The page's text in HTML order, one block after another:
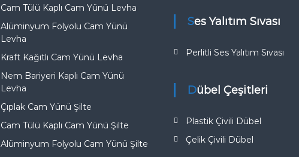
Cam Tülü Kaplı Cam Yünü Levha
Alüminyum Folyolu Cam Yünü
Levha
Kraft Kağıtlı Cam Yünü Levha
Nem Bariyeri Kaplı Cam Yünü
Levha
Çıplak Cam Yünü Şilte
Cam Tülü Kaplı Cam Yünü Şilte
Alüminyum Folyolu Cam Yünü Şilte
Ses Yalıtım Sıvası
Perlitli Ses Yalıtım Sıvası
Dübel Çeşitleri
Plastik Çivili Dübel
Çelik Çivili Dübel